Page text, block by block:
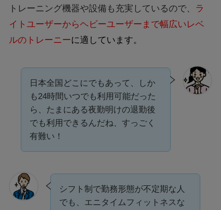
トレーニング機器や設備も充実しているので、
ラ
イトユーザーからヘビーユーザーまで幅広いレベ
ルのトレーニーに適しています。
日本全国どこにでもあって、しか
も24時間いつでも利用可能だった
ら、たまにある夜勤明けの退勤後
でも利用できるんだね、すっごく
有難い！
シフト制で勤務形態が不定期な人
でも、エニタイムフィットネスな